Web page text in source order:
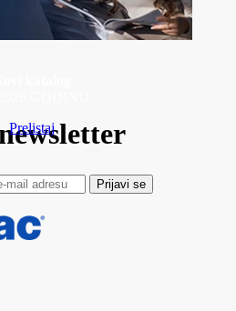
Prelistaj
Prijavi se